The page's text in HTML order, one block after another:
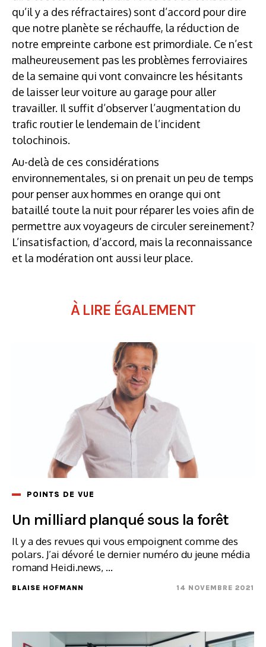
qu’il y a des réfractaires) sont d’accord pour dire
que notre planète se réchauffe, la réduction de
notre empreinte carbone est primordiale. Ce n’est
malheureusement pas les problèmes ferroviaires
de la semaine qui vont convaincre les hésitants
de laisser leur voiture au garage pour aller
travailler. Il suffit d’observer l’augmentation du
trafic routier le lendemain de l’incident
tolochinois.
Au-delà de ces considérations
environnementales, si on prenait un peu de temps
pour penser aux hommes en orange qui ont
bataillé toute la nuit pour réparer les voies afin de
permettre aux voyageurs de circuler sereinement?
L’insatisfaction, d’accord, mais la reconnaissance
et la modération ont aussi leur place.
À LIRE ÉGALEMENT
POINTS DE VUE
Un milliard planqué sous la forêt
Il y a des revues qui vous empoignent comme des
polars. J’ai dévoré le dernier numéro du jeune média
romand Heidi.news, ...
BLAISE HOFMANN 14 NOVEMBRE 2021